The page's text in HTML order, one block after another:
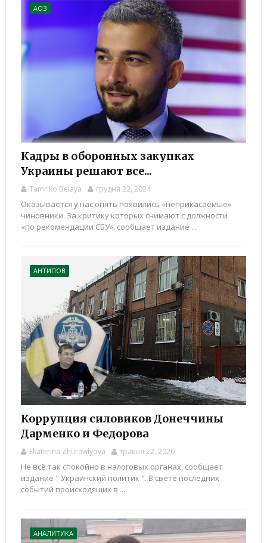
АОЗ
Кадры в оборонных закупках
Украины решают все...
Tamriko Belaya грудня 22, 2024
Оказывается у нас опять появились «неприкасаемые»
чиновники. За критику которых снимают с должности
«по рекомендации СБУ», сообщает издание ...
АНТИПОВ
Коррупция силовиков Донеччины
Дарменко и Федорова
Ekaterina Zhurawlyova травня 22, 2020
Не всё так спокойно в налоговых органах, сообщает
издание " Украинский политик ". В свете последних
событий происходящих в ...
АНАЛИТИКА